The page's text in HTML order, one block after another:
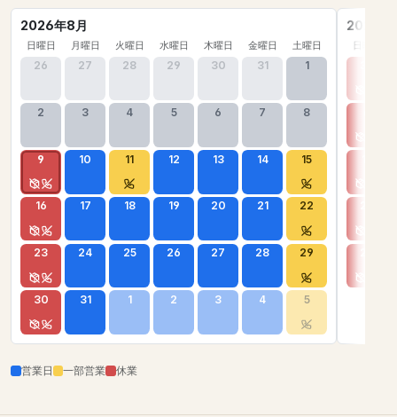
2026年8月
日曜日 月曜日 火曜日 水曜日 木曜日 金曜日 土曜日
26 27 28 29 30 31 1
2 3 4 5 6 7 8
9 10 11 12 13 14 15
16 17 18 19 20 21 22
23 24 25 26 27 28 29
30 31 1 2 3 4 5
2026年
日曜日
営業日 一部営業 休業